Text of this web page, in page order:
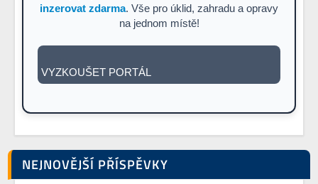
inzerovat zdarma. Vše pro úklid, zahradu a opravy
na jednom místě!
VYZKOUŠET PORTÁL
NEJNOVĚJŠÍ PŘÍSPĚVKY